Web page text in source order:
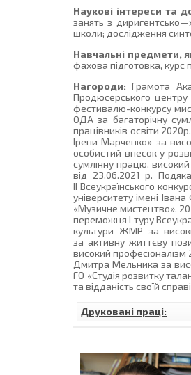
Наукові інтереси та
занять з
школи; дослідження
Навчальні предмети,
фахова підготовка,
Нагороди: Грамота
Продюсерського центру
фестивалю-конкурсу
ОДА за багаторічну
працівників освіти
Ірени Марченко» за
особистий внесок у
сумлінну працю,
від 23.06.2021 р.
ІІ Всеукраїнського
університету імені
«Музичне мистецтво».
переможця І туру
культури ЖМР за
за активну життєву
високий професіоналізм
Дмитра Мельника за
ГО «Студія розвитку
та відданість своїй
Друковані праці: